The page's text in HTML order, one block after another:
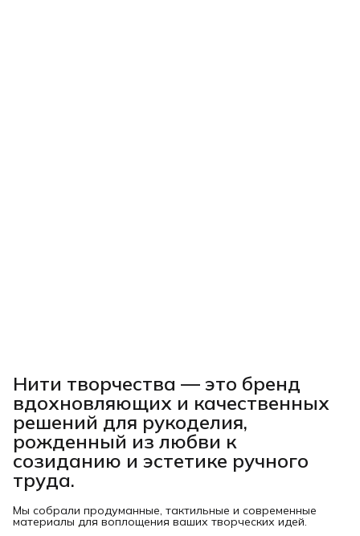
Нити творчества — это бренд
вдохновляющих и качественных
решений для рукоделия,
рожденный из любви к
созиданию и эстетике ручного
труда.
Мы собрали продуманные, тактильные и современные
материалы для воплощения ваших творческих идей.